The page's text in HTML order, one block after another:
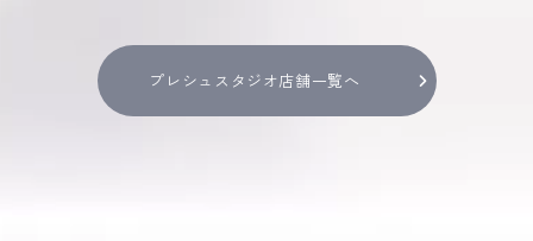
プレシュスタジオ店舗一覧へ